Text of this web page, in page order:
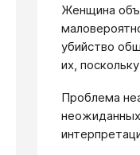
Женщина
убийство
их,
Проблема